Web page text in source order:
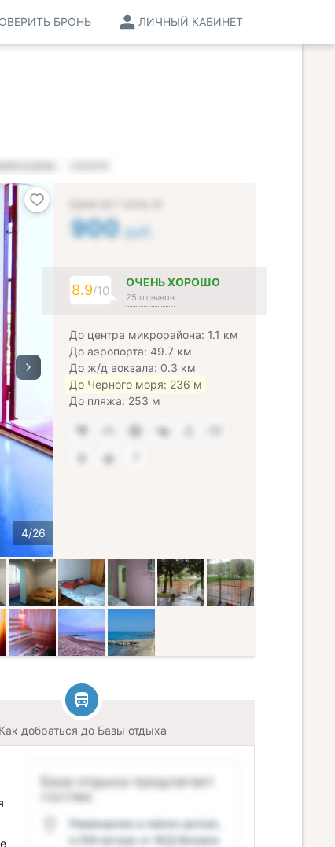
ЛИЧНЫЙ КАБИНЕТ
БРОНЬ
900 руб.
8.9/10
ОЧЕНЬ ХОРОШО
25 отзывов
До центра микрорайона: 1.1 км
До аэропорта: 49.7 км
До ж/д вокзала: 0.3 км
До Черного моря: 236 м
До пляжа: 253 м
Как добраться до Базы отдыха
База отдыха предлагает
гостям:
Размещение в самом центре,
в 258 метрах от Ж/Д Вокзала